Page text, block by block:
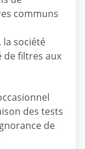
communs
la société
de filtres aux
des tests
de